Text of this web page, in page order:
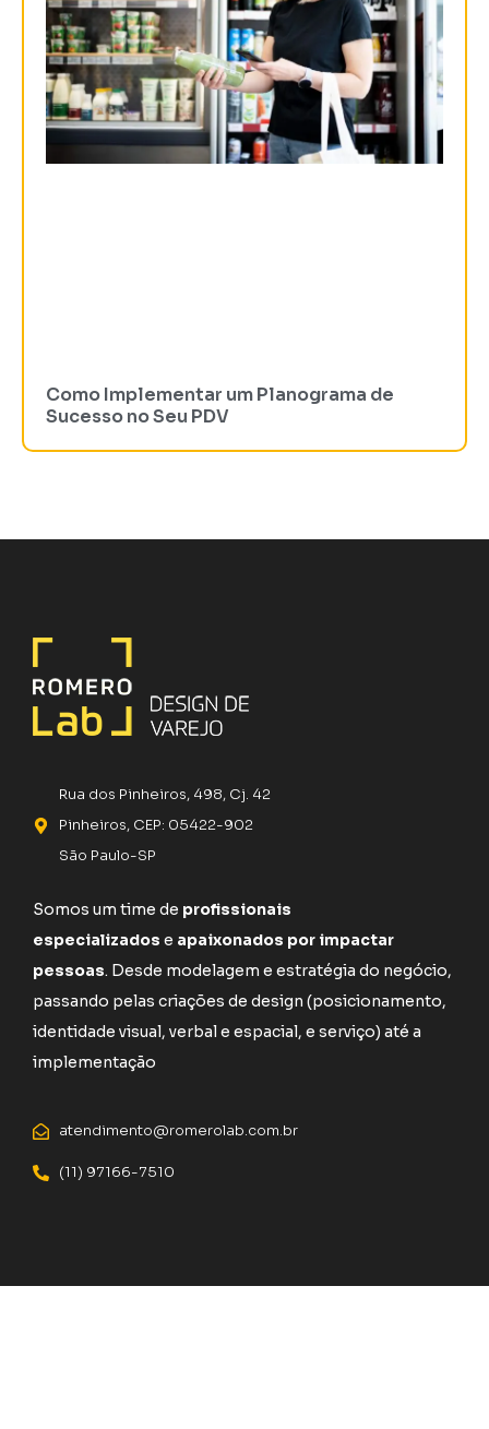
Como Implementar um Planograma de
Sucesso no Seu PDV
Rua dos Pinheiros, 498, Cj. 42
Pinheiros, CEP: 05422-902
São Paulo-SP
Somos um time de profissionais
especializados e apaixonados por impactar
pessoas. Desde modelagem e estratégia do negócio,
passando pelas criações de design (posicionamento,
identidade visual, verbal e espacial, e serviço) até a
implementação
atendimento@romerolab.com.br
(11) 97166-7510